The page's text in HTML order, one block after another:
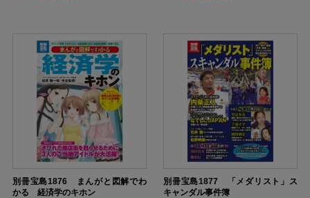
別冊宝島1876 まんがと図解でわ
かる 経済学のキホン
別冊宝島1877 「メダリスト」ス
キャンダル事件簿